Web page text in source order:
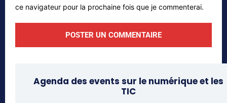
ce navigateur pour la prochaine fois que je commenterai.
Agenda des events sur le numérique et les
TIC